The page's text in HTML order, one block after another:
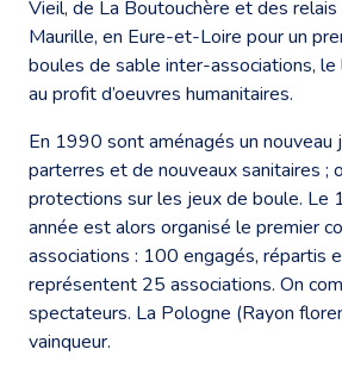
Vieil, de La Boutouchère et des
Maurille, en Eure-et-Loire pour un
boules de sable inter-associations,
au profit d’oeuvres humanitaires.
En 1990 sont aménagés un nouveau
parterres et de nouveaux sanitaires ;
protections sur les jeux de boule. Le
année est alors organisé le premier
associations : 100 engagés, répartis
représentent 25 associations. On
spectateurs. La Pologne (Rayon
vainqueur.